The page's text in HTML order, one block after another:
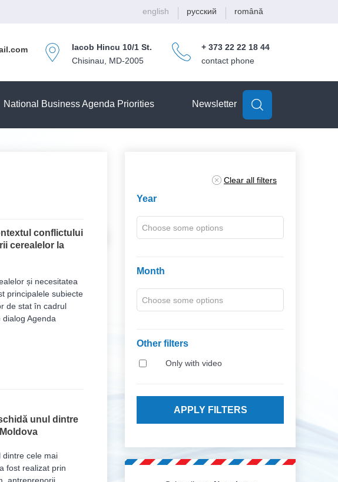
română
русский
english
Iacob Hincu 10/1 St.
Chisinau, MD-2005
+ 373 22 22 18 44
contact phone
form
Search
National Business Agenda Priorities Newsletter
conflictului
cerealelor la
și necesitatea
principalele subiecte
de stat în cadrul
Agenda
unul dintre
dintre cele mai
fost realizat prin
Year
Month
Other filters
Only with video